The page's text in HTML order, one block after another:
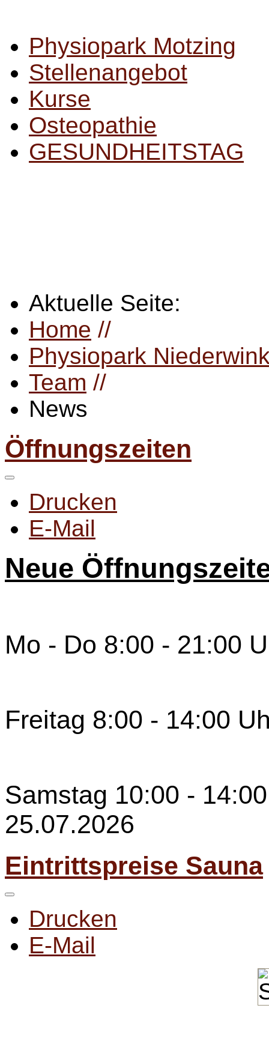
Physiopark Motzing
Stellenangebot
Kurse
Osteopathie
GESUNDHEITSTAG
Aktuelle Seite:
Home //
Physiopark
Team //
News
Öffnungszeiten
Drucken
E-Mail
Neue
Mo - Do 8:00 - 21:00
Freitag 8:00 - 14:00
Samstag 10:00 -
25.07.2026
Eintrittspreise Sauna
Drucken
E-Mail